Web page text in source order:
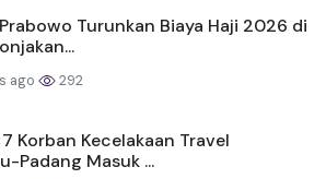
Turunkan Biaya Haji 2026 di
ago 292
Korban Kecelakaan Travel
Padang Masuk ...